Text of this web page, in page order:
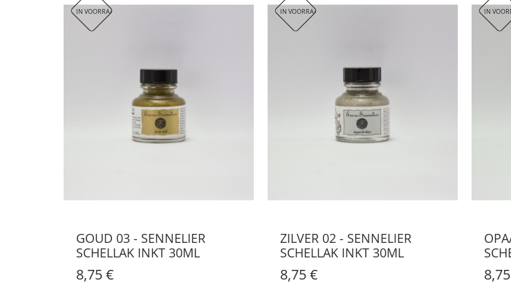
De chinese inkt 'A la Pagode'
is diepzwart en onuitwisbaar. Vanwege zijn uitzonderlijke dichtheid en
IN VOORRAAD
GOUD 03 - SENNELIER
SCHELLAK INKT 30ML
8,75 €
IN VOORRAAD
ZILVER 02 - SENNELIER
SCHELLAK INKT 30ML
8,75 €
IN